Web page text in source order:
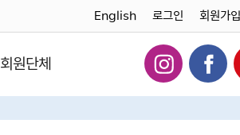
English 로그인 회원가입
회원단체